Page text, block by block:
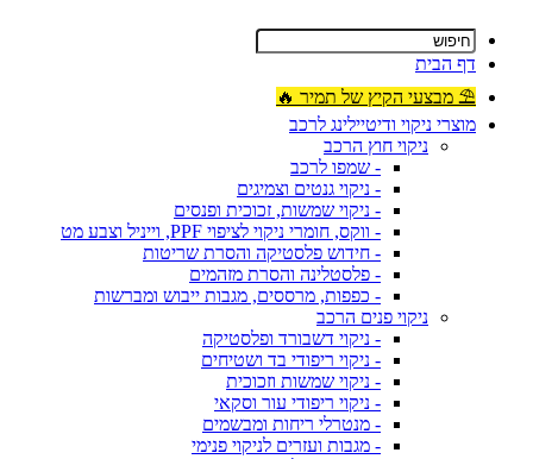
דף הבית
⛱ מבצעי הקיץ של תמיר 🔥
מוצרי ניקוי ודיטיילינג לרכב
ניקוי חוץ הרכב
- שמפו לרכב
- ניקוי גנטים וצמיגים
- ניקוי שמשות, זכוכית ופנסים
- ווקס, חומרי ניקוי לציפוי PPF, וייניל וצבע מט
- חידוש פלסטיקה והסרת שריטות
- פלסטלינה והסרת מזהמים
- כפפות, מרססים, מגבות ייבוש ומברשות
ניקוי פנים הרכב
- ניקוי דשבורד ופלסטיקה
- ניקוי ריפודי בד ושטיחים
- ניקוי שמשות וזכוכית
- ניקוי ריפודי עור וסקאי
- מנטרלי ריחות ומבשמים
- מגבות ועזרים לניקוי פנימי